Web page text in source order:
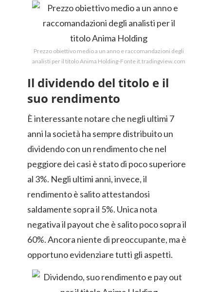
Prezzo obiettivo medio a un anno e raccomandazioni degli
analisti per il titolo Anima Holding-Fonte it.tradingview.com
Il dividendo del titolo e il
suo rendimento
È interessante notare che negli ultimi 7
anni la società ha sempre distribuito un
dividendo con un rendimento che nel
peggiore dei casi è stato di poco superiore
al 3%. Negli ultimi anni, invece, il
rendimento è salito attestandosi
saldamente sopra il 5%. Unica nota
negativa il payout che è salito poco sopra il
60%. Ancora niente di preoccupante, ma è
opportuno evidenziare tutti gli aspetti.